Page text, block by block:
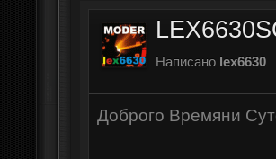
Написано lex6630
Доброго Времяни